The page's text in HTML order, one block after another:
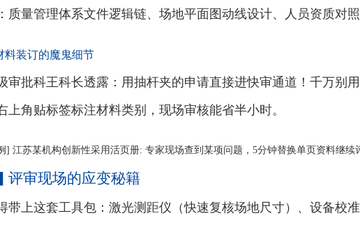
质量管理体系文件逻辑链、场地平面图动线设计、人员资质对照
料装订的魔鬼细节
审批科王科长透露：用抽杆夹的申请直接进快审通道！千万别
上角贴标签标注材料类别，现场审核能省半小时。
] 江苏某机构创新性采用活页册: 专家现场查到某项问题，5分钟替换单页资料继续
▍评审现场的应变秘籍
带上这套工具包：激光测距仪（快速复核场地尺寸）、设备校